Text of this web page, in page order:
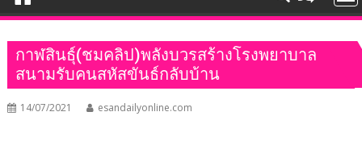
กาฬสินธุ์(ชมคลิป)พลังบวรสร้างโรงพยาบาล
สนามรับคนสหัสขันธ์กลับบ้าน
14/07/2021 esandailyonline.com